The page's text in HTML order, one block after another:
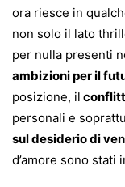
ora riesce in
non solo il lato
per nulla presenti
ambizioni per il
posizione, il
personali e
sul desiderio di
d’amore sono stati